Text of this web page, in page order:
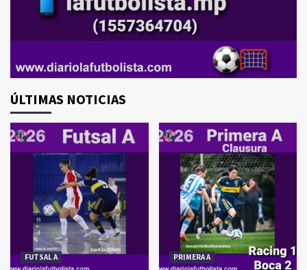
ÚLTIMAS NOTICIAS
FUTSAL A PRIMERA A